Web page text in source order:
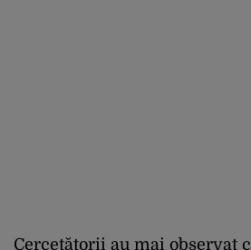
Cercetătorii au mai observat